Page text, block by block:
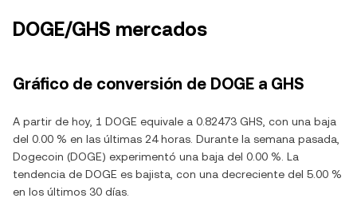
DOGE/GHS mercados
Gráfico de conversión de DOGE a GHS
A partir de hoy, 1 DOGE equivale a 0.82473 GHS, con una baja
del 0.00 % en las últimas 24 horas. Durante la semana pasada,
Dogecoin (DOGE) experimentó una baja del 0.00 %. La
tendencia de DOGE es bajista, con una decreciente del 5.00 %
en los últimos 30 días.